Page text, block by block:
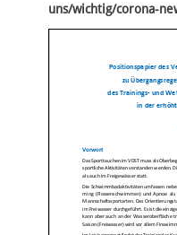
uns/wichtig/corona-